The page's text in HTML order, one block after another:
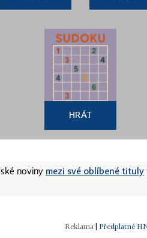
HRÁT
noviny mezi své oblíbené tituly
| Předplatné